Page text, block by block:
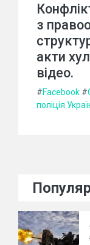
з
акти
відео.
#Facebook #
поліція